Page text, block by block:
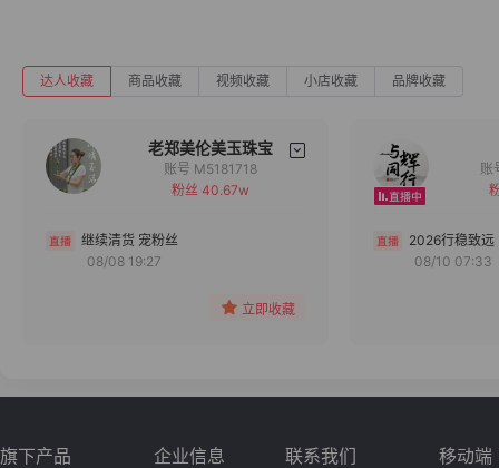
达人收藏 商品收藏 视频收藏 小店收藏 品牌收藏
老郑美伦美玉珠宝
备注
账号 M5181718
粉丝 40.67w
继续清货 宠粉丝
08/08 19:27
立即收藏
2026行稳致远
08/10 07:33
旗下产品 企业信息 联系我们 移动端